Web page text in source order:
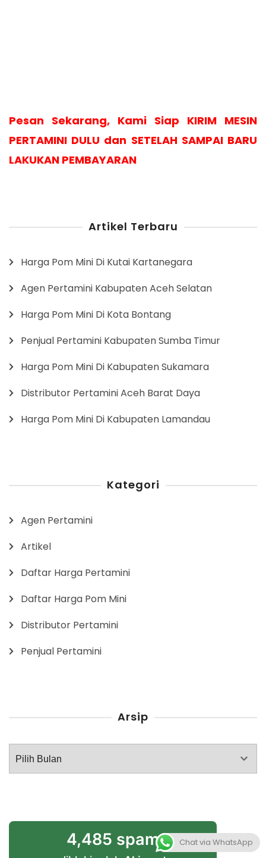
Pesan Sekarang, Kami Siap KIRIM MESIN
PERTAMINI DULU dan SETELAH SAMPAI BARU
LAKUKAN PEMBAYARAN
Artikel Terbaru
Harga Pom Mini Di Kutai Kartanegara
Agen Pertamini Kabupaten Aceh Selatan
Harga Pom Mini Di Kota Bontang
Penjual Pertamini Kabupaten Sumba Timur
Harga Pom Mini Di Kabupaten Sukamara
Distributor Pertamini Aceh Barat Daya
Harga Pom Mini Di Kabupaten Lamandau
Kategori
Agen Pertamini
Artikel
Daftar Harga Pertamini
Daftar Harga Pom Mini
Distributor Pertamini
Penjual Pertamini
Arsip
Arsip
4,485 spam Chat via WhatsApp